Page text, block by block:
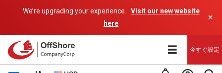
We’re upgrading your experience.
Visit our new website
here
×
今すぐ設定